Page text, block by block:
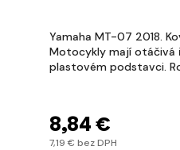
Yamaha MT-07 2018.
Motocykly mají otáčivá
plastovém podstavci.
8,84 €
7,19 € bez DPH